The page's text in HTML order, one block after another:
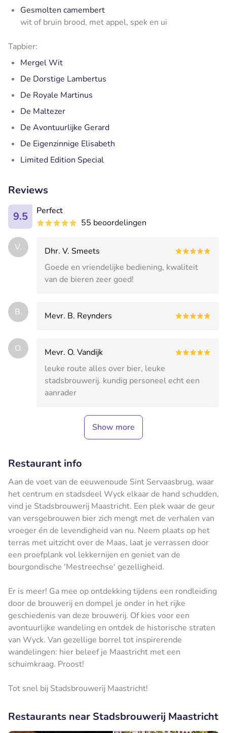
Gesmolten camembert
wit of bruin brood, met appel, spek en ui
Tapbier:
Mergel Wit
De Dorstige Lambertus
De Royale Martinus
De Maltezer
De Avontuurlijke Gerard
De Eigenzinnige Elisabeth
Limited Edition Special
Reviews
9.5
Perfect
55 beoordelingen
V.
Dhr. V. Smeets
Goede en vriendelijke bediening, kwaliteit
van de bieren zeer goed!
B. Mevr. B. Reynders
O.
Mevr. O. Vandijk
leuke route alles over bier, leuke
stadsbrouwerij. kundig personeel echt een
aanrader
Show more
Restaurant info
Aan de voet van de eeuwenoude Sint Servaasbrug, waar
het centrum en stadsdeel Wyck elkaar de hand schudden,
vind je Stadsbrouwerij Maastricht. Een plek waar de geur
van versgebrouwen bier zich mengt met de verhalen van
vroeger én de levendigheid van nu. Neem plaats op het
terras met uitzicht over de Maas, laat je verrassen door
een proefplank vol lekkernijen en geniet van de
bourgondische 'Mestreechse' gezelligheid.
Er is meer! Ga mee op ontdekking tijdens een rondleiding
door de brouwerij en dompel je onder in het rijke
geschiedenis van deze brouwerij. Of kies voor een
avontuurlijke wandeling en ontdek de historische straten
van Wyck. Van gezellige borrel tot inspirerende
wandelingen: hier beleef je Maastricht met een
schuimkraag. Proost!
Tot snel bij Stadsbrouwerij Maastricht!
Restaurants near Stadsbrouwerij Maastricht